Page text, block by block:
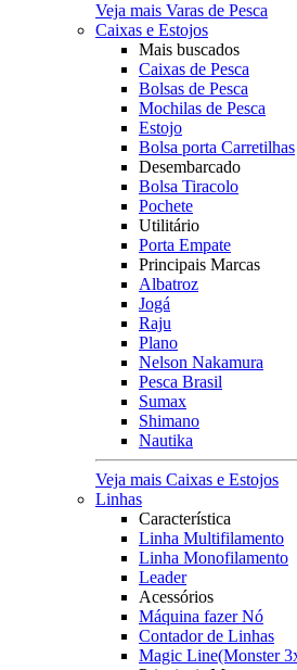
Veja mais Varas de Pesca
Caixas e Estojos
Mais buscados
Caixas de Pesca
Bolsas de Pesca
Mochilas de Pesca
Estojo
Bolsa porta Carretilhas
Desembarcado
Bolsa Tiracolo
Pochete
Utilitário
Porta Empate
Principais Marcas
Albatroz
Jogá
Raju
Plano
Nelson Nakamura
Pesca Brasil
Sumax
Shimano
Nautika
Veja mais Caixas e Estojos
Linhas
Característica
Linha Multifilamento
Linha Monofilamento
Leader
Acessórios
Máquina fazer Nó
Contador de Linhas
Magic Line(Monster